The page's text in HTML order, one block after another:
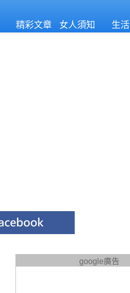
精彩文章 女人須知 生活
google廣告